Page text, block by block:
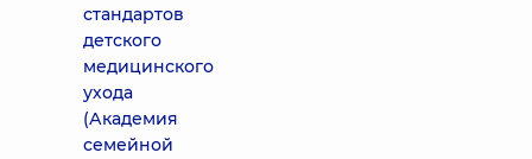
стандартов
детского
медицинского
ухода
(Академия
семейной